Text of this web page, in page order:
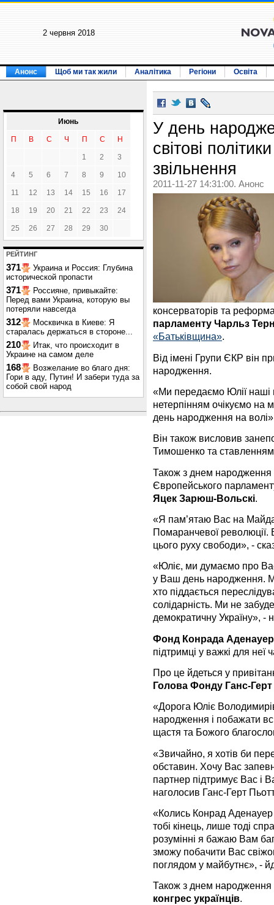
2 червня 2018
Анонс Щоб ми так жили Аналітика Регіони Освіта
Июнь
П В С Ч П С Н
1 2 3
4 5 6 7 8 9 10
11 12 13 14 15 16 17
18 19 20 21 22 23 24
25 26 27 28 29 30
РЕЙТИНГ
371
Украина и Россия: Глубина
исторической пропасти
371
Россияне, привыкайте:
Перед вами Украина, которую вы
потеряли навсегда
312
Москвичка в Киеве: Я
старалась держаться в стороне...
210
Итак, что происходит в
Украине на самом деле
168
Возжелание во благо дня:
Гори в аду, Путин! И забери туда за
собой свой народ
У день
світові
звільнення
2011-11-27 14:31:00. Анонс
консерваторів та
парламенту Чарльз
«Батьківщина».
Від імені Групи ЄКР він
народження.
«Ми передаємо Юлії наші
нетерпінням очікуємо на
день народження на
Він також висловив
Тимошенко та ставленням
Також з днем
Європейського
Яцек Зарюш-Вольскі.
«Я пам’ятаю Вас на
Помаранчевої революції.
цього руху свободи», -
«Юліє, ми думаємо про
у Ваш день народження.
хто піддається
солідарність. Ми не
демократичну Україну»,
Фонд Конрада
підтримці у важкі для неї
Про це йдеться у
Голова Фонду Ганс-Герт
«Дорога Юліє
народження і побажати
щастя та Божого
«Звичайно, я хотів би
обставин. Хочу Вас
партнер підтримує Вас і
наголосив Ганс-Герт
«Колись Конрад
тобі кінець, лише тоді
розумінні я бажаю Вам
зможу побачити Вас
поглядом у майбутнє», -
Також з днем
конгрес українців.